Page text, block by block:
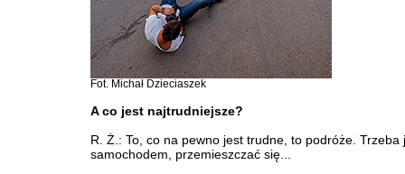
Fot. Michał Dzieciaszek
A co jest najtrudniejsze?
R. Ż.: To, co na pewno jest trudne, to podróże. Trzeba
samochodem, przemieszczać się...